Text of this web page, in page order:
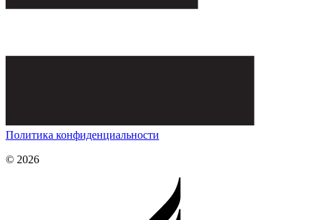
Политика конфиденциальности
© 2026